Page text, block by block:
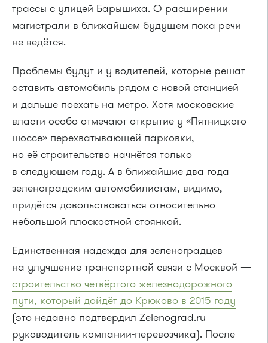
трассы с улицей Барышиха. О расширении
магистрали в ближайшем будущем пока речи
не ведётся.
Проблемы будут и у водителей, которые решат
оставить автомобиль рядом с новой станцией
и дальше поехать на метро. Хотя московские
власти особо отмечают открытие у «Пятницкого
шоссе» перехватывающей парковки,
но её строительство начнётся только
в следующем году. А в ближайшие два года
зеленоградским автомобилистам, видимо,
придётся довольствоваться относительно
небольшой плоскостной стоянкой.
Единственная надежда для зеленоградцев
на улучшение транспортной связи с Москвой —
строительство четвёртого железнодорожного
пути, который дойдёт до Крюково в 2015 году
(это недавно подтвердил Zelenograd.ru
руководитель компании-перевозчика). После